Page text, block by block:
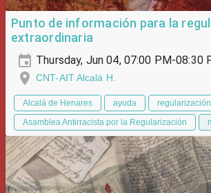
Punto de información para la
extraordinaria
Thursday, Jun 04, 07:00 PM-08:30
CNT-AIT Alcalá H.
Alcalá de Henares ayuda regularización
Asamblea Antirracista por la Regularización